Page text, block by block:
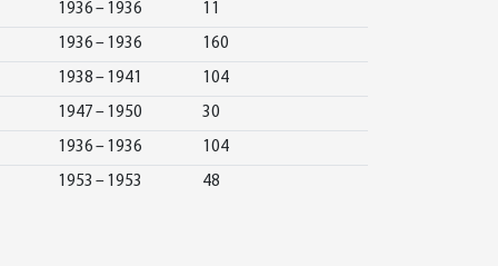
1936 – 1936 11
1936 – 1936 160
1938 – 1941 104
1947 – 1950 30
1936 – 1936 104
1953 – 1953 48